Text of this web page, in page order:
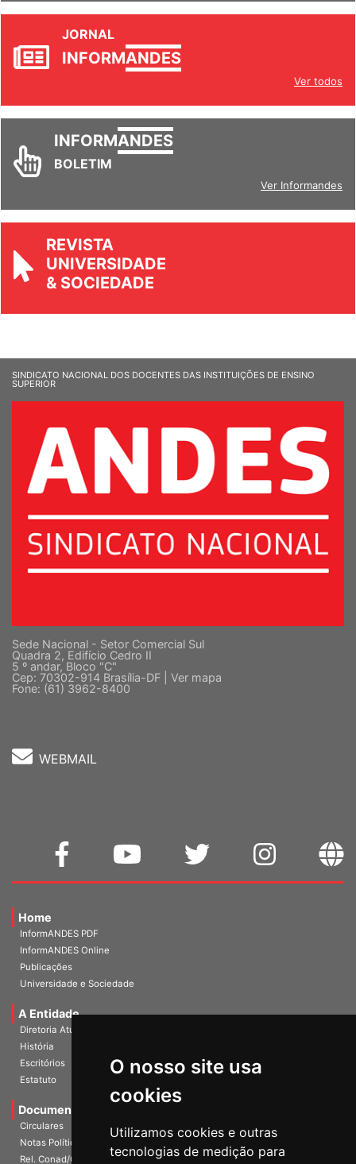
O nosso site usa
cookies
Utilizamos cookies e outras
tecnologias de medição para
JORNAL
INFORMANDES
Ver todos
INFORMANDES
BOLETIM
Ver Informandes
REVISTA
UNIVERSIDADE
& SOCIEDADE
SINDICATO NACIONAL DOS DOCENTES DAS INSTITUIÇÕES DE ENSINO
SUPERIOR
Sede Nacional - Setor Comercial Sul
Quadra 2, Edifício Cedro II
5 º andar, Bloco "C"
Cep: 70302-914 Brasília-DF | Ver mapa
Fone: (61) 3962-8400
WEBMAIL
Home
InformANDES PDF
InformANDES Online
Publicações
Universidade e Sociedade
A Entidade
Diretoria Atual
História
Escritórios
Estatuto
Documentos
Circulares
Notas Políticas
Rel. Conad/Congresso